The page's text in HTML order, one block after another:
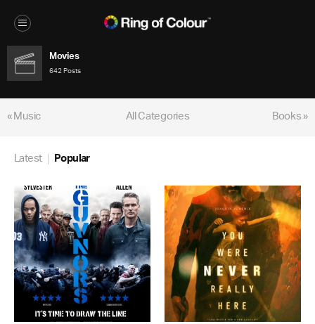
Movies
642 Posts
« Music Books »
All Categories
Latest Popular